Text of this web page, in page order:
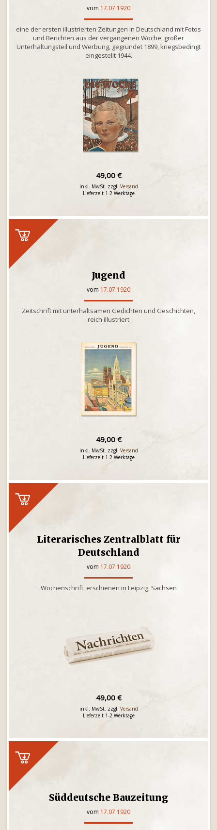
vom 17.07.1920
eine der ersten illustrierten Zeitungen in Deutschland mit Fotos
und Berichten aus der vergangenen Woche, großer
Unterhaltungsteil und Werbung, gegründet 1899, kriegsbedingt
eingestellt 1944.
49,00 €
inkl. MwSt. zzgl. Versand
Lieferzeit 1-2 Werktage
Jugend
vom 17.07.1920
Zeitschrift mit unterhaltsamen Gedichten und Geschichten,
reich illustriert
49,00 €
inkl. MwSt. zzgl. Versand
Lieferzeit 1-2 Werktage
Literarisches Zentralblatt für
Deutschland
vom 17.07.1920
Wochenschrift, erschienen in Leipzig, Sachsen
49,00 €
inkl. MwSt. zzgl. Versand
Lieferzeit 1-2 Werktage
Süddeutsche Bauzeitung
vom 17.07.1920